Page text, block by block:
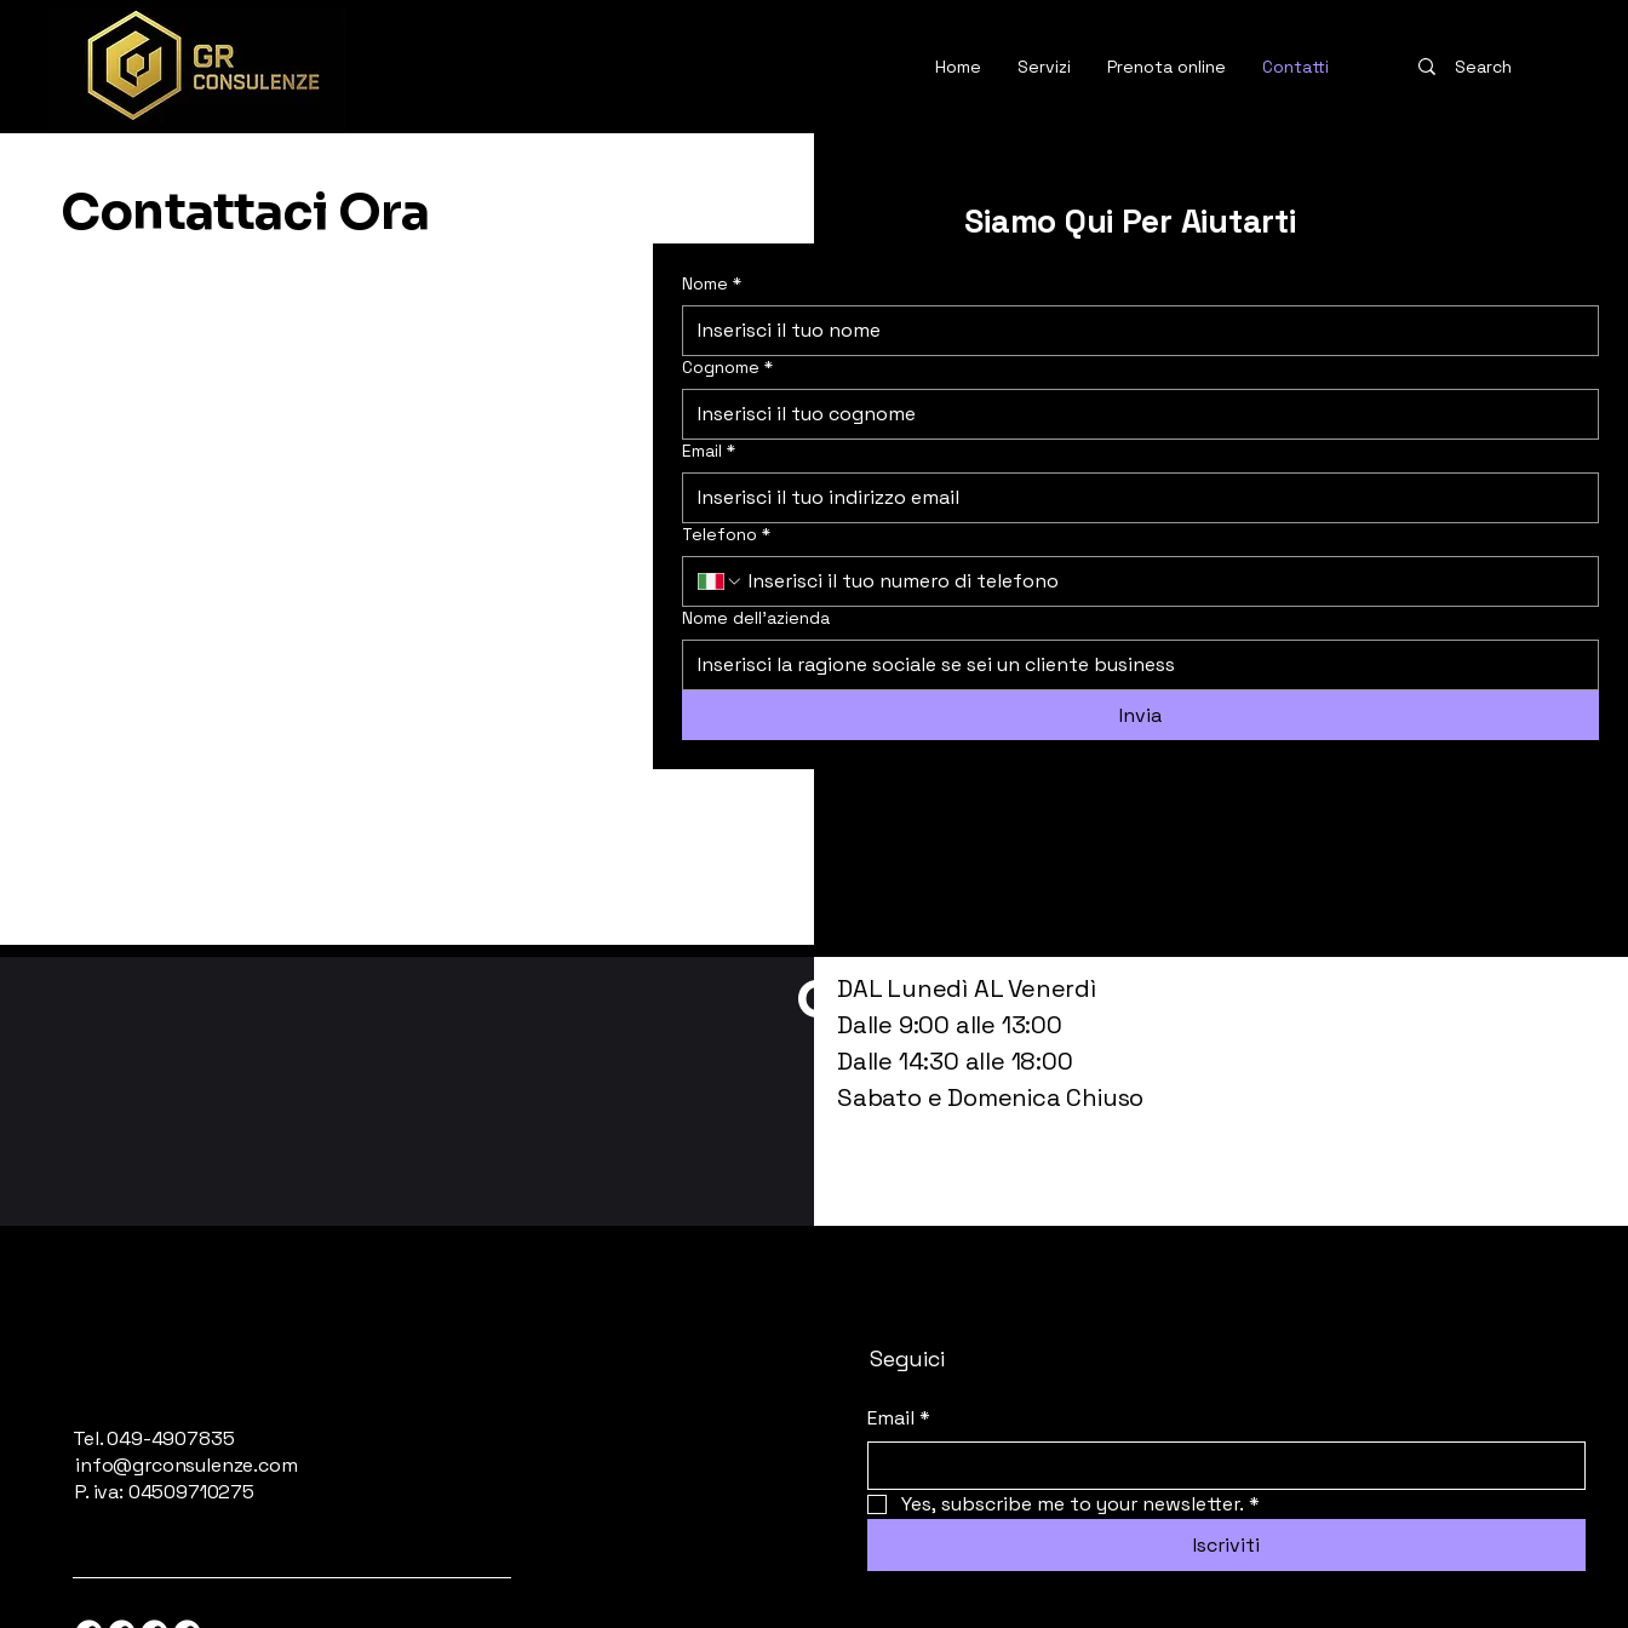
Home Servizi Prenota online Contatti
Contattaci Ora Siamo Qui Per Aiutarti
Nome *
Cognome *
Email *
Telefono *
Nome dell'azienda
Invia
Orari
DAL Lunedì AL Venerdì
Dalle 9:00 alle 13:00
Dalle 14:30 alle 18:00
Sabato e Domenica Chiuso
Tel. 049-4907835
info@grconsulenze.com
P. iva: 04509710275
Seguici
Email *
Yes, subscribe me to your newsletter. *
Iscriviti